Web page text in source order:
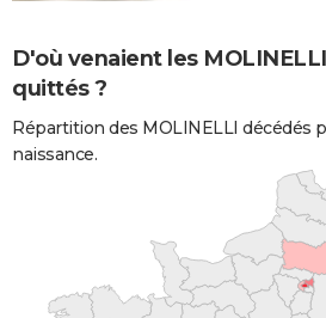
D'où venaient les
quittés ?
Répartition des MOLINELLI décédés
naissance.